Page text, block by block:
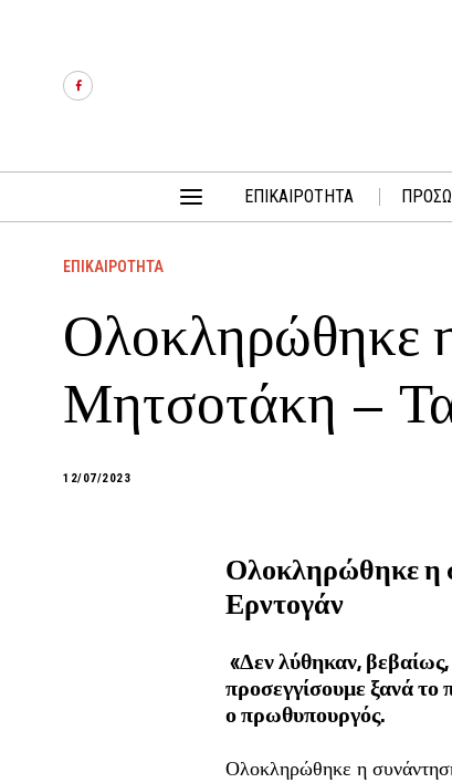
ΕΠΙΚΑΙΡΟΤΗΤΑ
ΕΠΙΚΑΙΡΟΤΗΤΑ
Ολοκληρώθηκε
Μητσοτάκη –
12/07/2023
Ολοκληρώθηκε η
Ερντογάν
«Δεν λύθηκαν,
προσεγγίσουμε ξανά το
ο πρωθυπουργός.
Ολοκληρώθηκε η